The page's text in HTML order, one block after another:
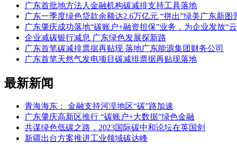
广东首批地方法人金融机构碳减排支持工具落地
广东一季度绿色贷款余额达2.6万亿元 “拼出”绿美广东新图
广东肇庆成功落地“碳账户+融资担保”业务，为企业发放“
企业减碳银行减息 广东绿色发展探新路
广东首笔碳减排票据再贴现 落地广东能源集团财务公司
广东首笔天然气发电项目碳减排票据再贴现落地
最新新闻
青海海东： 金融支持河湟地区“碳”路加速
广东肇庆高新区推行 “碳账户+大数据”绿色金融
共谋绿色低碳之路，2023国际碳中和论坛在英国剑
新疆出台方案推进工业领域碳达峰